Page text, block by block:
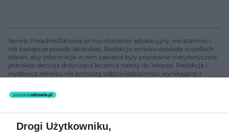
Serwis PoradnikZdrowie.pl ma charakter edukacyjny, nie stanowi i
nie zastępuje porady lekarskiej. Redakcja serwisu dokłada wszelkich
starań, aby informacje w nim zawarte były poprawne merytorycznie,
jednakże decyzja dotycząca leczenia należy do lekarza. Redakcja i
wydawca serwisu nie ponoszą odpowiedzialności wynikającej z
świadczeń zdrowotnych w rozumieniu art. 3 ust 1 ustawy o
Drogi Użytkowniku,